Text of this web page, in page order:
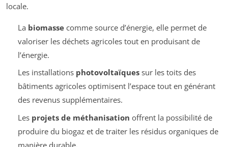
locale.
La biomassecomme source d’énergie, elle permet de
valoriser les déchets agricoles tout en produisant de
l’énergie.
Les installations photovoltaïquessur les toits des
bâtiments agricoles optimisent l’espace tout en générant
des revenus supplémentaires.
Les projets de méthanisation offrent la possibilité de
produire du biogaz et de traiter les résidus organiques de
manière durable.